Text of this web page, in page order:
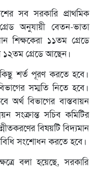
সব সরকারি প্রাথমিক
অনুযায়ী বেতন-ভাতা
শিক্ষকেরা ১১তম গ্রেডে
১২তম গ্রেডে আছেন।
কিছু শর্ত পূরণ করতে হবে।
সম্মতি নিতে হবে।
অর্থ বিভাগের বাস্তবায়ন
সংক্রান্ত সচিব কমিটির
বিষয়টি বিদ্যমান
সংশোধন করতে হবে।
বলা হয়েছে, সরকারি